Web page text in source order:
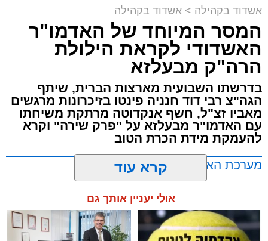
אשדוד בקהילה > אשדוד בקהילה
המסר המיוחד של האדמו"ר
האשדודי לקראת הילולת
הרה"ק מבעלזא
בדרשתו השבועית מארצות הברית, שיתף
הגה"צ רבי דוד חנניה פינטו בזיכרונות מרגשים
מאביו זצ"ל, חשף אנקדוטה מרתקת משיחתו
עם האדמו"ר מבעלזא על "פרק שירה" וקרא
להעמקת מידת הכרת הטוב
מערכת האתר / 00:23 06.08.26
קרא עוד
אולי יעניין אותך גם